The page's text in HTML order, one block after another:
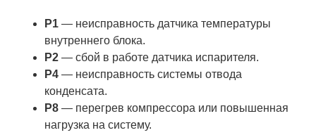
P1 — неисправность датчика температуры
внутреннего блока.
P2 — сбой в работе датчика испарителя.
P4 — неисправность системы отвода
конденсата.
P8 — перегрев компрессора или повышенная
нагрузка на систему.